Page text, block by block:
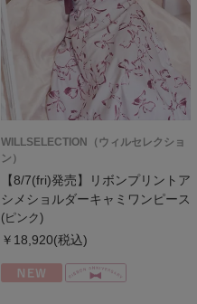
WILLSELECTION（ウィルセレクショ
ン）
【8/7(fri)発売】リボンプリントア
シメショルダーキャミワンピース
(ピンク)
￥18,920(税込)